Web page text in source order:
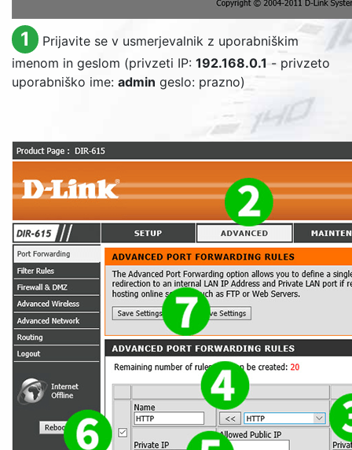
1
Prijavite se v usmerjevalnik z uporabniškim
imenom in geslom (privzeti IP: 192.168.0.1- privzeto
uporabniško ime: admin geslo: prazno)